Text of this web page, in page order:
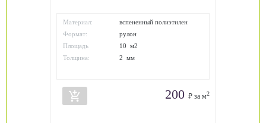
Материал:
вспененный полиэтилен
Формат:
рулон
Площадь
упаковки:
10 м2
Толщина:
2 мм
add_shopping_cart 200 ₽ за м2